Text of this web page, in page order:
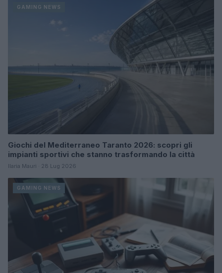
GAMING NEWS
Giochi del Mediterraneo Taranto 2026: scopri gli
impianti sportivi che stanno trasformando la città
Ilaria Mauri · 28 Lug 2026
GAMING NEWS